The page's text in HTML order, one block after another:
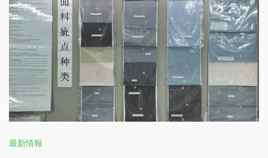
を作り、全体の知恵と努力によって企業の経営目標を達成し、企
業の急速な発展を実現する。
最新情報